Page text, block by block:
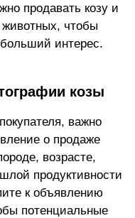
продавать козу и
чтобы
интерес.
козы
важно
о продаже
возрасте,
продуктивности
к объявлению
потенциальные